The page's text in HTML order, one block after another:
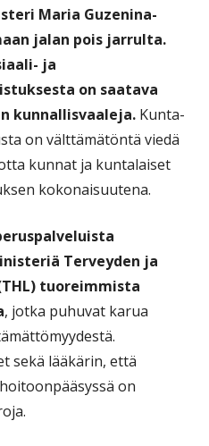
Maria Guzenina-
jalan pois jarrulta.
ja
on saatava
kunnallisvaaleja. Kunta-
on välttämätöntä viedä
kunnat ja kuntalaiset
kokonaisuutena.
Terveyden ja
tuoreimmista
, jotka puhuvat karua
sekä lääkärin, että
on